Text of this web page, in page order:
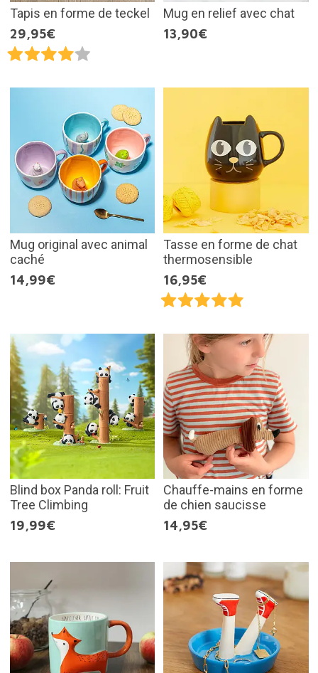
Tapis en forme de teckel
29,95€
Mug en relief avec chat
13,90€
Mug original avec animal
caché
14,99€
Tasse en forme de chat
thermosensible
16,95€
Blind box Panda roll: Fruit
Tree Climbing
19,99€
Chauffe-mains en forme
de chien saucisse
14,95€